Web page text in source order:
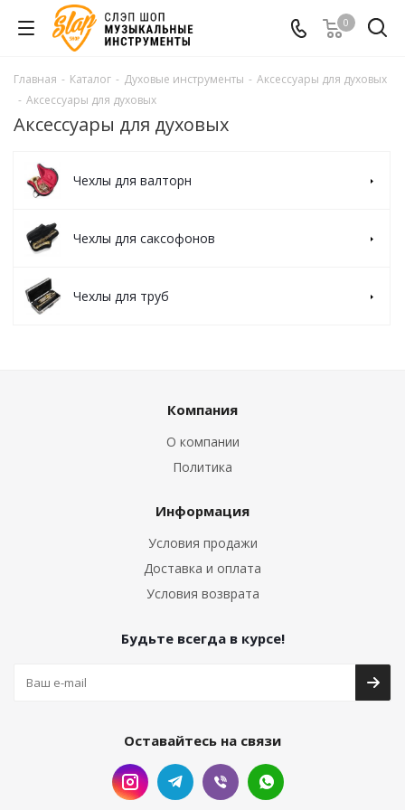
0
Главная - Каталог - Духовые инструменты - Аксессуары для духовых
- Аксессуары для духовых
Аксессуары для духовых
Чехлы для валторн
Чехлы для саксофонов
Чехлы для труб
Компания
О компании
Политика
Информация
Условия продажи
Доставка и оплата
Условия возврата
Будьте всегда в курсе!
Оставайтесь на связи